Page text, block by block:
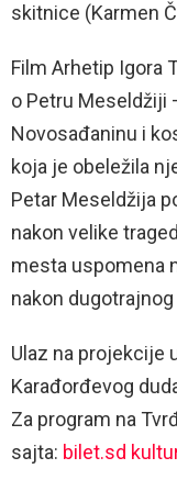
skitnice (Karmen
Film Arhetip Igora
o Petru Meseldžiji
Novosađaninu i
koja je obeležila
Petar Meseldžija
nakon velike
mesta uspomena
nakon
Ulaz na projekcije
Karađorđevog
Za program na
sajta: bilet.sd